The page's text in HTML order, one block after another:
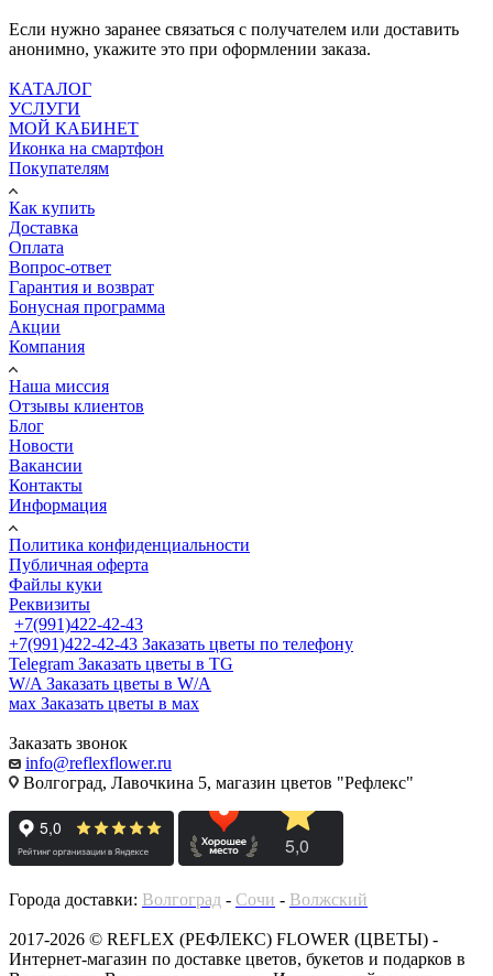
Если нужно заранее связаться с получателем или доставить
анонимно, укажите это при оформлении заказа.
КАТАЛОГ
УСЛУГИ
МОЙ КАБИНЕТ
Иконка на смартфон
Покупателям
Как купить
Доставка
Оплата
Вопрос-ответ
Гарантия и возврат
Бонусная программа
Акции
Компания
Наша миссия
Отзывы клиентов
Блог
Новости
Вакансии
Контакты
Информация
Политика конфиденциальности
Публичная оферта
Файлы куки
Реквизиты
+7(991)422-42-43
+7(991)422-42-43 Заказать цветы по телефону
Telegram Заказать цветы в TG
W/A Заказать цветы в W/A
мах Заказать цветы в мах
Заказать звонок
info@reflexflower.ru
Волгоград, Лавочкина 5, магазин цветов "Рефлекс"
Города доставки: Волгоград - Сочи - Волжский
2017-2026 © REFLEX (РЕФЛЕКС) FLOWER (ЦВЕТЫ) -
Интернет-магазин по доставке цветов, букетов и подарков в